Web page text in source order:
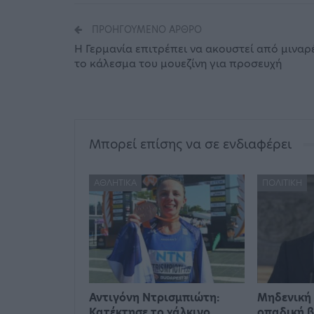
ΠΡΟΗΓΟΎΜΕΝΟ ΆΡΘΡΟ
Η Γερμανία επιτρέπει να ακουστεί από
το κάλεσμα του μουεζίνη για προσευχή
Μπορεί επίσης να σε ενδιαφέρει
ΑΘΛΗΤΙΚΆ
Αντιγόνη Ντρισμπιώτη:
ΠΟΛΙΤΙΚΉ